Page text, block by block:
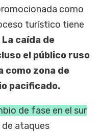
como
turístico tiene
La caída de
el público ruso
como zona de
pacificado.
de fase en el sur
de ataques